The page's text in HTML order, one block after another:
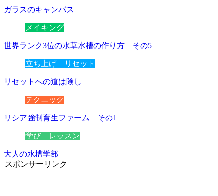
ガラスのキャンバス
メイキング
世界ランク3位の水草水槽の作り方 その5
立ち上げ リセット
リセットへの道は険し
テクニック
リシア強制育生ファーム その1
学び レッスン
大人の水槽学部
スポンサーリンク